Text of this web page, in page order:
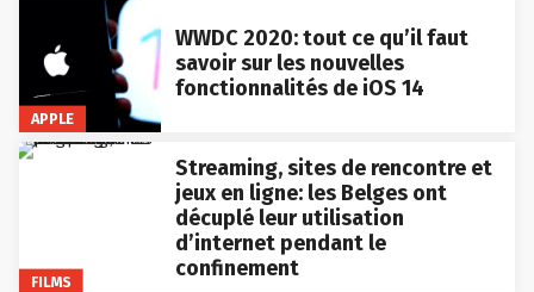
APPLE
WWDC 2020: tout ce qu’il faut
savoir sur les nouvelles
fonctionnalités de iOS 14
FILMS
Streaming, sites de rencontre et
jeux en ligne: les Belges ont
décuplé leur utilisation
d’internet pendant le
confinement